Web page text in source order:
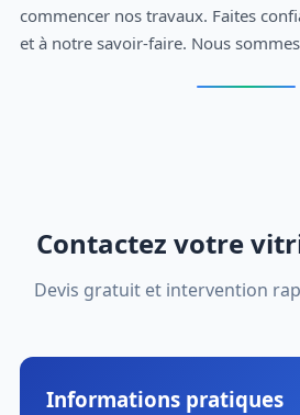
commencer nos travaux. Faites
et à notre savoir-faire. Nous
Contactez votre
Devis gratuit et intervention
Informations pratiques